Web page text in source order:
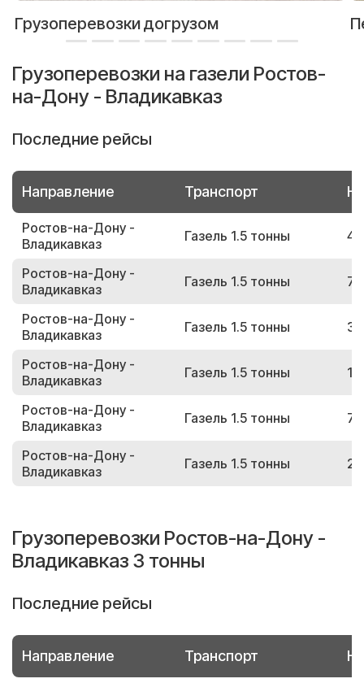
Грузоперевозки догрузом
Грузоперевозки на газели Ростов-
на-Дону - Владикавказ
Последние рейсы
Направление Транспорт
Ростов-на-Дону -
Владикавказ
Газель 1.5 тонны
Ростов-на-Дону -
Владикавказ
Газель 1.5 тонны
Ростов-на-Дону -
Владикавказ
Газель 1.5 тонны
Ростов-на-Дону -
Владикавказ
Газель 1.5 тонны
Ростов-на-Дону -
Владикавказ
Газель 1.5 тонны
Ростов-на-Дону -
Владикавказ
Газель 1.5 тонны
Грузоперевозки Ростов-на-Дону -
Владикавказ 3 тонны
Последние рейсы
Направление Транспорт